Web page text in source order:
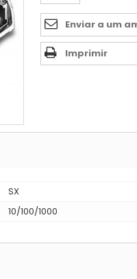
Enviar a um
Imprimir
SX
10/100/1000